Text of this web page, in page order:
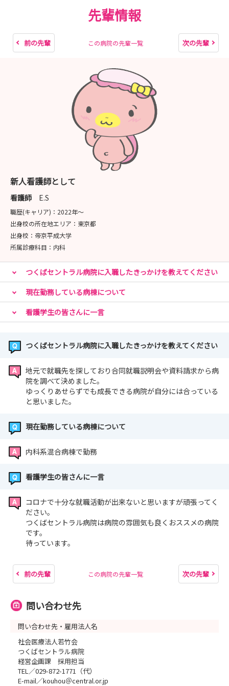
先輩情報
前の先輩 この病院の先輩一覧 次の先輩
新人看護師として
看護師 E.S
職歴(キャリア)： 2022年〜
出身校の所在地エリア： 東京都
出身校： 帝京平成大学
所属診療科目： 内科
つくばセントラル病院に入職したきっかけを教えてください
現在勤務している病棟について
看護学生の皆さんに一言
つくばセントラル病院に入職したきっかけを教えてください
地元で就職先を探しており合同就職説明会や資料請求から病
院を調べて決めました。
ゆっくりあせらずでも成長できる病院が自分には合っている
と思いました。
現在勤務している病棟について
内科系混合病棟で勤務
看護学生の皆さんに一言
コロナで十分な就職活動が出来ないと思いますが頑張ってく
ださい。
つくばセントラル病院は病院の雰囲気も良くおススメの病院
です。
待っています。
前の先輩 この病院の先輩一覧 次の先輩
問い合わせ先
問い合わせ先・雇用法人名
社会医療法人若竹会
つくばセントラル病院
経営企画課 採用担当
TEL／029-872-1771（代）
E-mail／kouhou＠central.or.jp